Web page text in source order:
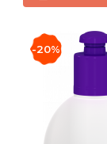
-20%